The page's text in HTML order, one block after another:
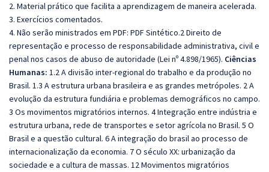
2. Material prático que facilita a aprendizagem de maneira acelerada.
3. Exercícios comentados.
4. Não serão ministrados em PDF: PDF Sintético.2 Direito de
representação e processo de responsabilidade administrativa, civil e
penal nos casos de abuso de autoridade (Lei nº 4.898/1965). Ciências
Humanas: 1.2 A divisão inter-regional do trabalho e da produção no
Brasil. 1.3 A estrutura urbana brasileira e as grandes metrópoles. 2 A
evolução da estrutura fundiária e problemas demográficos no campo.
3 Os movimentos migratórios internos. 4 Integração entre indústria e
estrutura urbana, rede de transportes e setor agrícola no Brasil. 5 O
Brasil e a questão cultural. 6 A integração do brasil ao processo de
internacionalização da economia. 7 O século XX: urbanização da
sociedade e a cultura de massas. 12 Movimentos migratórios